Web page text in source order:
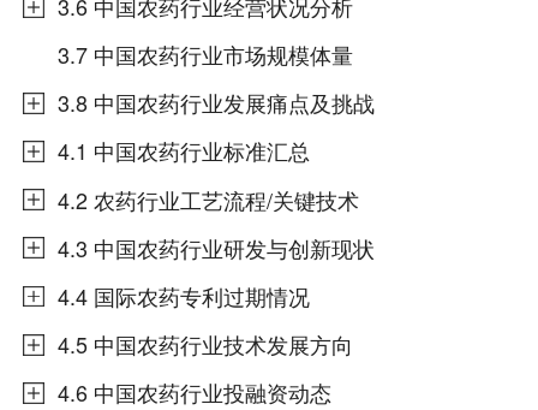
3.7 中国农药行业市场规模体量
3.8 中国农药行业发展痛点及挑战
4.1 中国农药行业标准汇总
4.2 农药行业工艺流程/关键技术
4.3 中国农药行业研发与创新现状
4.4 国际农药专利过期情况
4.5 中国农药行业技术发展方向
4.6 中国农药行业投融资动态